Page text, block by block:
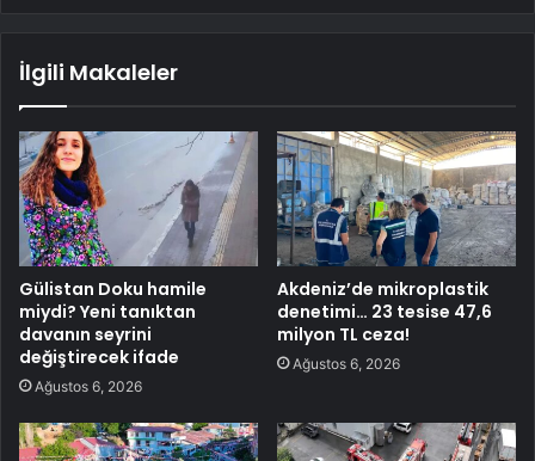
İlgili Makaleler
Gülistan Doku hamile
miydi? Yeni tanıktan
davanın seyrini
değiştirecek ifade
Ağustos 6, 2026
Akdeniz’de mikroplastik
denetimi… 23 tesise 47,6
milyon TL ceza!
Ağustos 6, 2026